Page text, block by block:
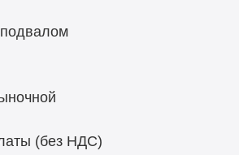
(без НДС)